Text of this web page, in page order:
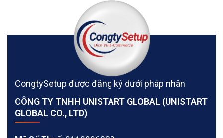
CongtySetup được đăng ký dưới pháp nhân
CÔNG TY TNHH UNISTART GLOBAL (UNISTART
GLOBAL CO., LTD)